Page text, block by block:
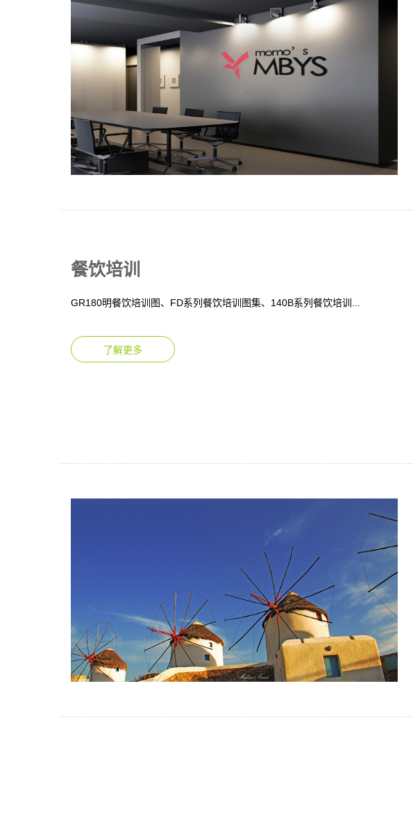
餐饮培训
GR180明餐饮培训图、FD系列餐饮培训图集、140B系列餐饮培训...
了解更多